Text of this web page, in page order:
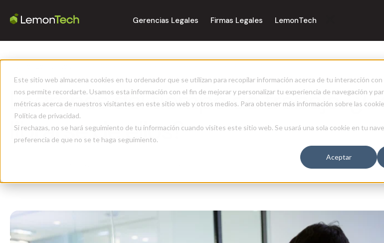
Este sitio web almacena cookies en tu ordenador que se utilizan para recopilar información acerca de tu interacción
nos permite recordarte. Usamos esta información con el fin de mejorar y personalizar tu experiencia de navegación y
métricas acerca de nuestros visitantes en este sitio web y otros medios. Para obtener más información sobre las
Política de privacidad.
Si rechazas, no se hará seguimiento de tu información cuando visites este sitio web. Se usará una sola cookie en tu
preferencia de que no se te haga seguimiento.
Aceptar
Gerencias Legales Firmas Legales LemonTech
Ladrones del tiempo de trabajo.
librarse de ellos?